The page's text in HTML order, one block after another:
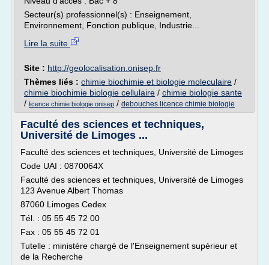
Secteur(s) professionnel(s) : Enseignement,
Environnement, Fonction publique, Industrie...
Lire la suite
Site : http://geolocalisation.onisep.fr
Thèmes liés : chimie biochimie et biologie moleculaire /
chimie biochimie biologie cellulaire / chimie biologie sante
/ licence chimie biologie onisep / debouches licence chimie biologie
Faculté des sciences et techniques,
Université de Limoges ...
Faculté des sciences et techniques, Université de Limoges
Code UAI : 0870064X
Faculté des sciences et techniques, Université de Limoges
123 Avenue Albert Thomas
87060 Limoges Cedex
Tél. : 05 55 45 72 00
Fax : 05 55 45 72 01
Tutelle : ministère chargé de l'Enseignement supérieur et
de la Recherche